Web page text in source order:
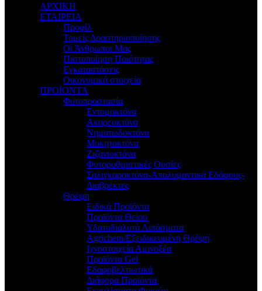
ΑΡΧΙΚΗ
ΕΤΑΙΡΕΙΑ
Προφίλ
Τομείς Δραστηριοποίησης
Οι Άνθρωποι Μας
Πιστοποίηση Ποιότητας
Εγκαταστάσεις
Οικονομικά στοιχεία
ΠΡΟΪΟΝΤΑ
Φυτοπροστασία
Εντομοκτόνα
Ακαρεοκτόνα
Νηματωδοκτόνα
Μυκητοκτόνα
Ζιζανιοκτόνα
Φυτορυθμιστικές Ουσίες
Σαλιγκαροκτόνα-Απολυμαντικά Εδάφους-
Διαβρέκτες
Θρέψη
Ειδικά Προϊόντα
Προϊόντα Θείου
Υδατοδιαλυτά Λιπάσματα
Agrichem/Εξειδικευμένη Θρέψη
Ιχνοστοιχεία Αμινοξέα
Προϊόντα Gel
Εδαφοβελτιωτικά
Διάφορα Προϊόντα